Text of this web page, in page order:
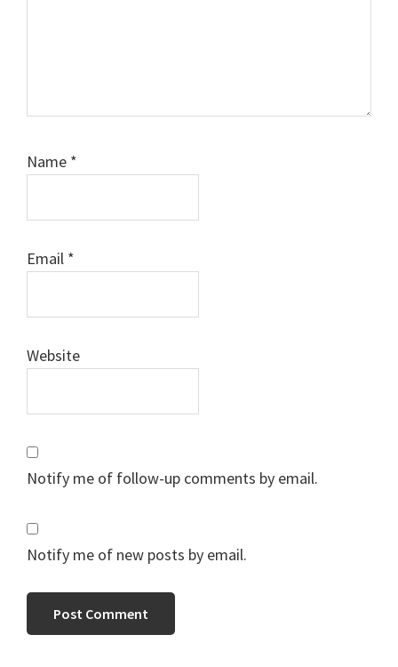
Name *
Email *
Website
Notify me of follow-up comments by email.
Notify me of new posts by email.